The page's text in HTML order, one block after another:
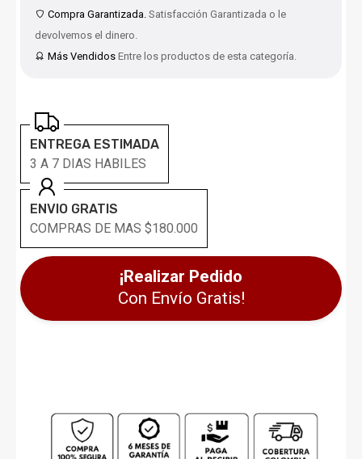
Compra Garantizada. Satisfacción Garantizada o le
devolvemos el dinero.
Más Vendidos Entre los productos de esta categoría.
ENTREGA ESTIMADA
3 A 7 DIAS HABILES
ENVIO GRATIS
COMPRAS DE MAS $180.000
¡Realizar Pedido
Con Envío Gratis!